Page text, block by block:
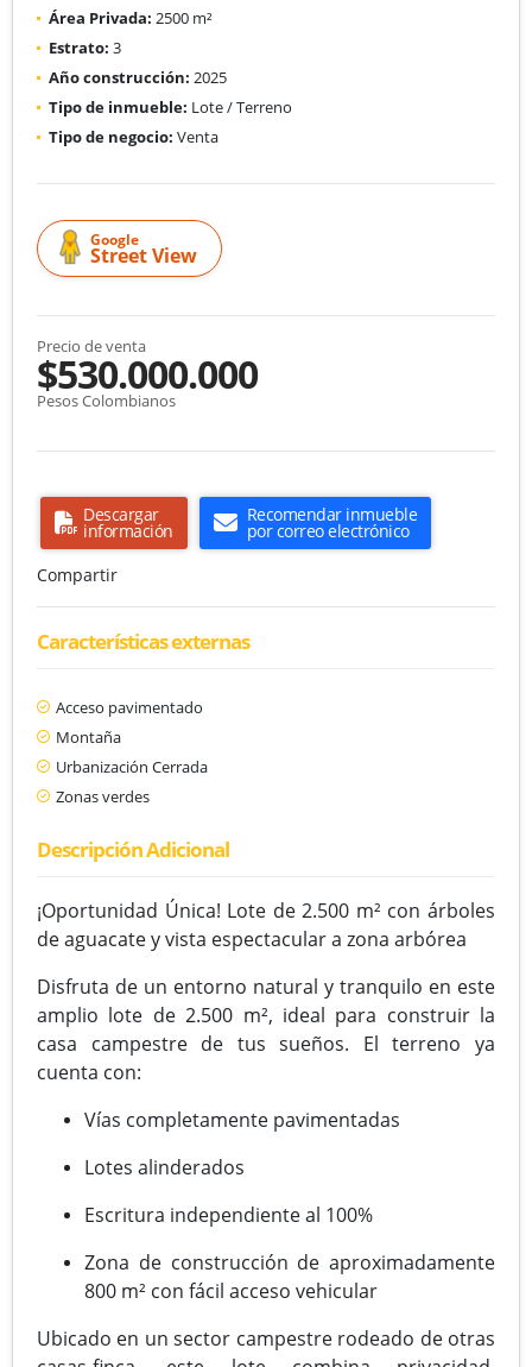
Área Privada: 2500 m²
Estrato: 3
Año construcción: 2025
Tipo de inmueble: Lote / Terreno
Tipo de negocio: Venta
Google
Street View
Precio de venta
$530.000.000
Pesos Colombianos
Descargar
información
Recomendar inmueble
por correo electrónico
Compartir
Características externas
Acceso pavimentado
Montaña
Urbanización Cerrada
Zonas verdes
Descripción Adicional
¡Oportunidad Única! Lote de 2.500 m² con árboles
de aguacate y vista espectacular a zona arbórea
Disfruta de un entorno natural y tranquilo en este
amplio lote de 2.500 m², ideal para construir la
casa campestre de tus sueños. El terreno ya
cuenta con:
Vías completamente pavimentadas
Lotes alinderados
Escritura independiente al 100%
Zona de construcción de aproximadamente
800 m² con fácil acceso vehicular
Ubicado en un sector campestre rodeado de otras